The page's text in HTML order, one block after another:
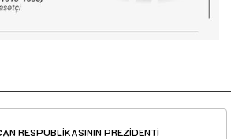
RESPUBLİKASININ PREZİDENTİ